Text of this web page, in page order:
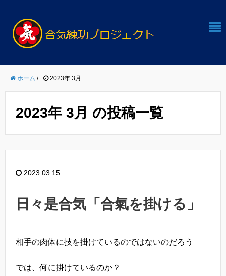
ホーム / 2023年 3月
2023年 3月 の投稿一覧
2023.03.15
日々是合気「合氣を掛ける」
相手の肉体に技を掛けているのではないのだろう
では、何に掛けているのか？